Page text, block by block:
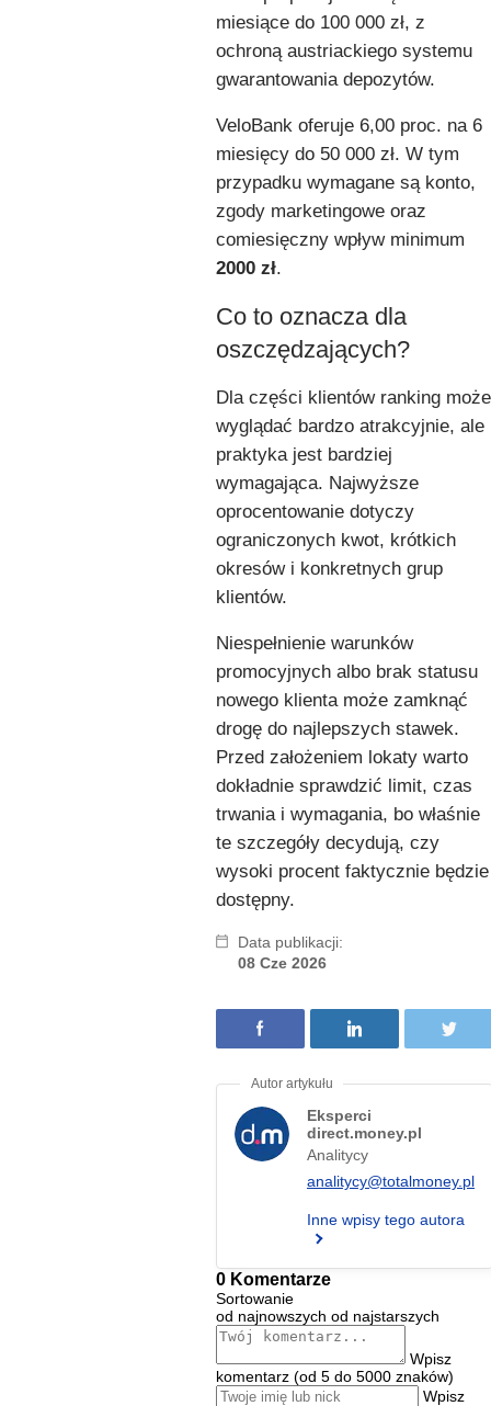
miesiące do 100 000 zł, z
ochroną austriackiego systemu
gwarantowania depozytów.
VeloBank oferuje 6,00 proc. na 6
miesięcy do 50 000 zł. W tym
przypadku wymagane są konto,
zgody marketingowe oraz
comiesięczny wpływ minimum
2000 zł.
Co to oznacza dla
oszczędzających?
Dla części klientów ranking może
wyglądać bardzo atrakcyjnie, ale
praktyka jest bardziej
wymagająca. Najwyższe
oprocentowanie dotyczy
ograniczonych kwot, krótkich
okresów i konkretnych grup
klientów.
Niespełnienie warunków
promocyjnych albo brak statusu
nowego klienta może zamknąć
drogę do najlepszych stawek.
Przed założeniem lokaty warto
dokładnie sprawdzić limit, czas
trwania i wymagania, bo właśnie
te szczegóły decydują, czy
wysoki procent faktycznie będzie
dostępny.
Data publikacji:
08 Cze 2026
Eksperci
direct.money.pl
Analitycy
analitycy@totalmoney.pl
Inne wpisy tego autora
0 Komentarze
Sortowanie
od najnowszych od najstarszych
Wpisz
komentarz (od 5 do 5000 znaków)
Wpisz